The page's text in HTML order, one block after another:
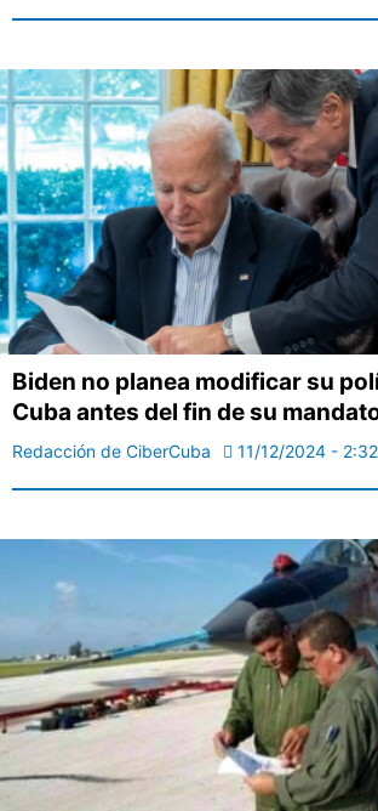
Biden no planea modificar su
Cuba antes del fin de su
Redacción de CiberCuba 11/12/2024 -